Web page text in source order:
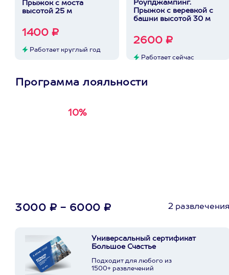
Прыжок с моста
высотой 25 м
1400 ₽
Работает круглый год
Роупджампинг.
Прыжок с веревкой с
башни высотой 30 м
2600 ₽
Работает сейчас
Программа лояльности
10%
3000 ₽ - 6000 ₽ 2
Универсальный сертификат
Большое Счастье
Подходит для любого из
1500+ развлечений